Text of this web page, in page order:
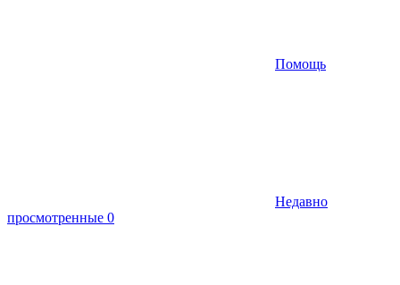
Помощь
Недавно
просмотренные 0